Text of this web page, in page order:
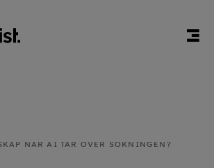
NÄR AI TAR ÖVER SÖKNINGEN?